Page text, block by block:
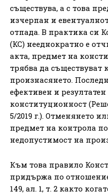
съществува, а с това
изчерпан и
отпада. В практика си
(КС) нееднократно е
акта, предмет на
трябва да
произнасянето.
ефективен и
конституционност
5/2019 г.). Отменянето
предмет на контрола по
недопустимост на
Към това правило
придържа по
149, ал. 1, т. 2 както